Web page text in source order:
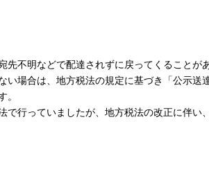
不明などで配達されずに戻ってくることが
場合は、地方税法の規定に基づき「公示送
。
行っていましたが、地方税法の改正に伴い